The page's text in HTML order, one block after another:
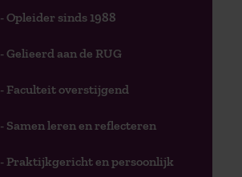
- Opleider sinds 1988
- Gelieerd aan de RUG
- Faculteit overstijgend
- Samen leren en reflecteren
- Praktijkgericht en persoonlijk